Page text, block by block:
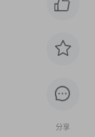
分享